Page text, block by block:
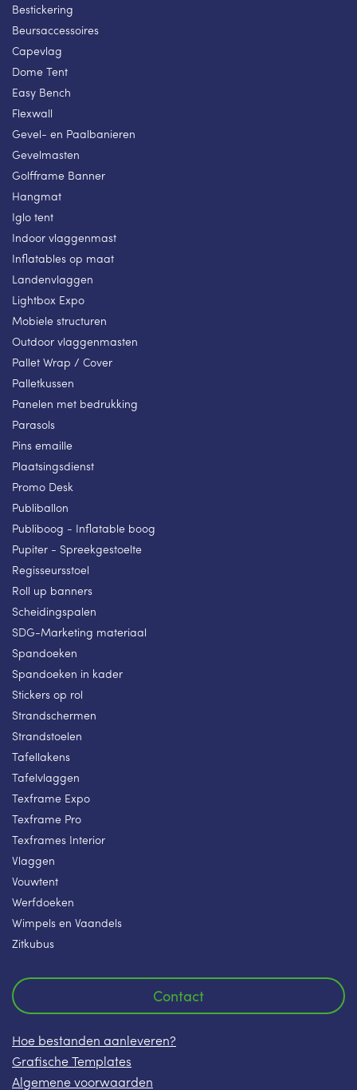
Bestickering
Beursaccessoires
Capevlag
Dome Tent
Easy Bench
Flexwall
Gevel- en Paalbanieren
Gevelmasten
Golfframe Banner
Hangmat
Iglo tent
Indoor vlaggenmast
Inflatables op maat
Landenvlaggen
Lightbox Expo
Mobiele structuren
Outdoor vlaggenmasten
Pallet Wrap / Cover
Palletkussen
Panelen met bedrukking
Parasols
Pins emaille
Plaatsingsdienst
Promo Desk
Publiballon
Publiboog - Inflatable boog
Pupiter - Spreekgestoelte
Regisseursstoel
Roll up banners
Scheidingspalen
SDG-Marketing materiaal
Spandoeken
Spandoeken in kader
Stickers op rol
Strandschermen
Strandstoelen
Tafellakens
Tafelvlaggen
Texframe Expo
Texframe Pro
Texframes Interior
Vlaggen
Vouwtent
Werfdoeken
Wimpels en Vaandels
Zitkubus
Contact
Hoe bestanden aanleveren?
Grafische Templates
Algemene voorwaarden